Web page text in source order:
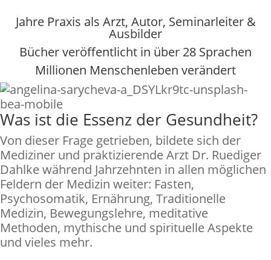
Jahre Praxis als Arzt, Autor, Seminarleiter &
Ausbilder
Bücher veröffentlicht in über 28 Sprachen
Millionen Menschenleben verändert
Was ist die Essenz der Gesundheit?
Von dieser Frage getrieben, bildete sich der
Mediziner und praktizierende Arzt Dr. Ruediger
Dahlke während Jahrzehnten in allen möglichen
Feldern der Medizin weiter: Fasten,
Psychosomatik, Ernährung, Traditionelle
Medizin, Bewegungslehre, meditative
Methoden, mythische und spirituelle Aspekte
und vieles mehr.